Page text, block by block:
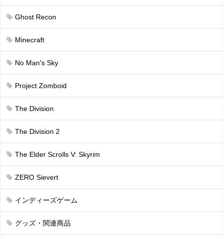
Ghost Recon
Minecraft
No Man's Sky
Project Zomboid
The Division
The Division 2
The Elder Scrolls V: Skyrim
ZERO Sievert
インディーズゲーム
グッズ・関連商品